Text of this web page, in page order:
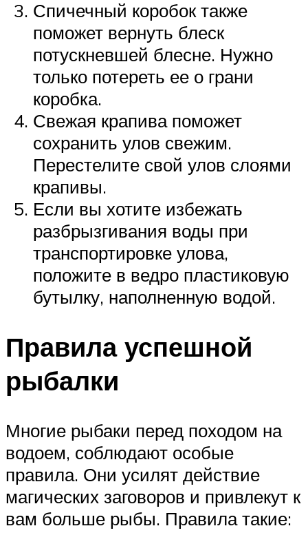
Спичечный коробок также
поможет вернуть блеск
потускневшей блесне. Нужно
только потереть ее о грани
коробка.
Свежая крапива поможет
сохранить улов свежим.
Перестелите свой улов слоями
крапивы.
Если вы хотите избежать
разбрызгивания воды при
транспортировке улова,
положите в ведро пластиковую
бутылку, наполненную водой.
Правила успешной
рыбалки
Многие рыбаки перед походом на
водоем, соблюдают особые
правила. Они усилят действие
магических заговоров и привлекут к
вам больше рыбы. Правила такие: